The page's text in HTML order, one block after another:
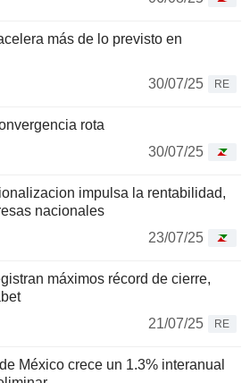
más de lo previsto en
30/07/25
RE
rota
30/07/25
impulsa la rentabilidad,
nacionales
23/07/25
máximos récord de cierre,
21/07/25
RE
México crece un 1.3% interanual